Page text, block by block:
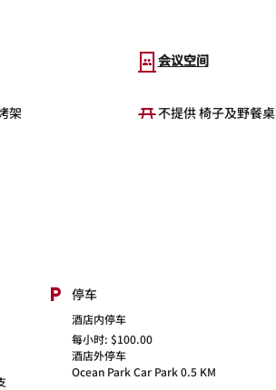
会议空间
架 不提供 椅子及野餐桌
停车
酒店内停车
每小时: $100.00
酒店外停车
Ocean Park Car Park 0.5 KM